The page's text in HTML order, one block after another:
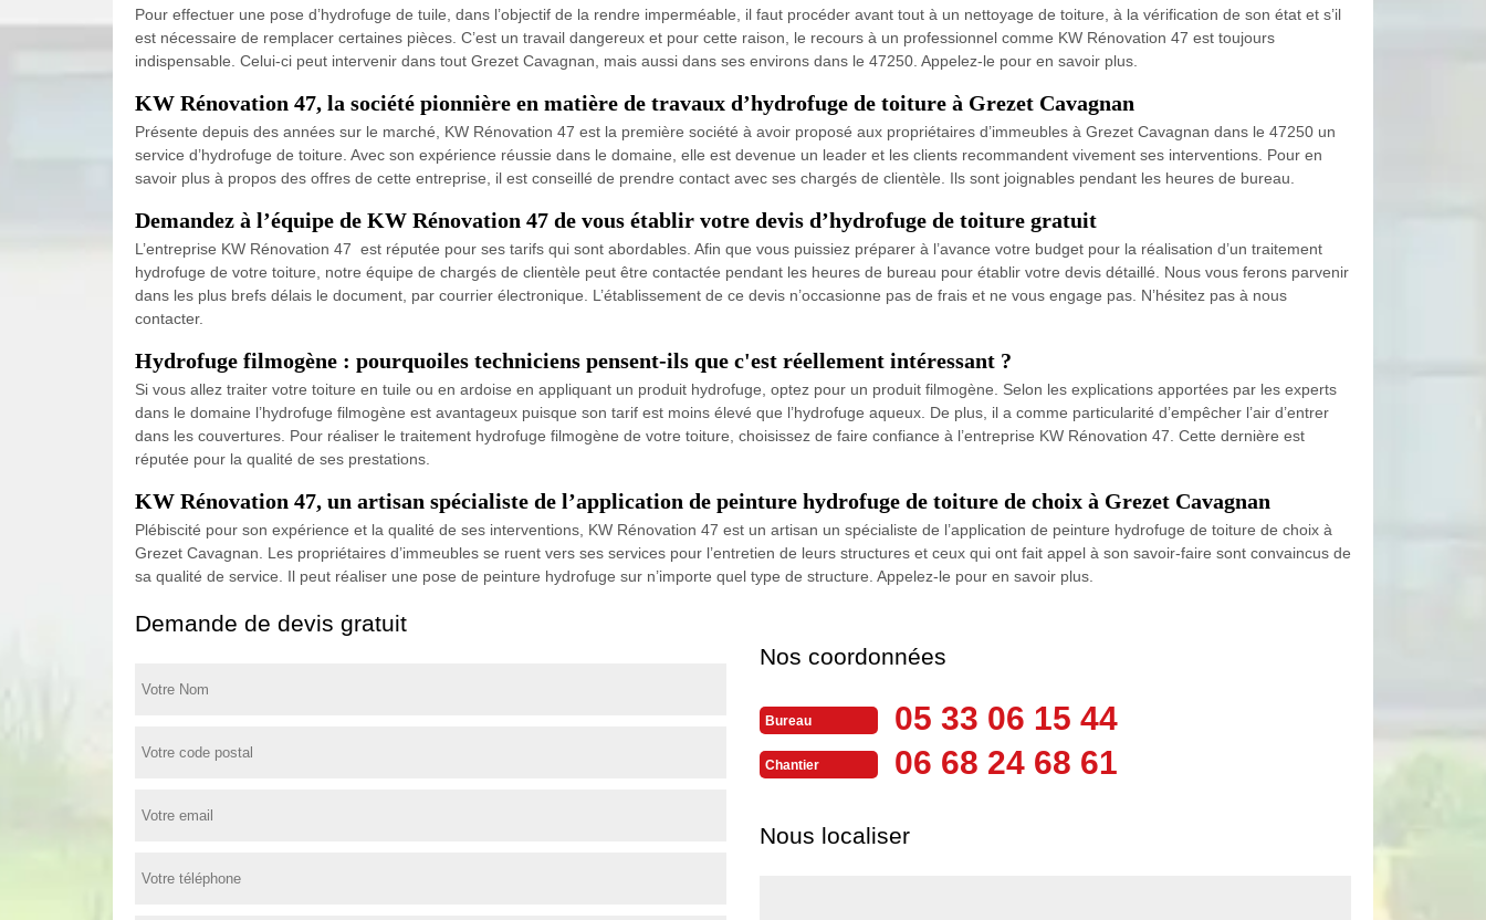
Pour effectuer une pose d’hydrofuge de tuile, dans l’objectif de la rendre imperméable, il faut procéder avant tout à un nettoyage de toiture, à la vérification de son état et s’il
est nécessaire de remplacer certaines pièces. C’est un travail dangereux et pour cette raison, le recours à un professionnel comme KW Rénovation 47 est toujours
indispensable. Celui-ci peut intervenir dans tout Grezet Cavagnan, mais aussi dans ses environs dans le 47250. Appelez-le pour en savoir plus.
KW Rénovation 47, la société pionnière en matière de travaux d’hydrofuge de toiture à Grezet Cavagnan
Présente depuis des années sur le marché, KW Rénovation 47 est la première société à avoir proposé aux propriétaires d’immeubles à Grezet Cavagnan dans le 47250 un
service d’hydrofuge de toiture. Avec son expérience réussie dans le domaine, elle est devenue un leader et les clients recommandent vivement ses interventions. Pour en
savoir plus à propos des offres de cette entreprise, il est conseillé de prendre contact avec ses chargés de clientèle. Ils sont joignables pendant les heures de bureau.
Demandez à l’équipe de KW Rénovation 47 de vous établir votre devis d’hydrofuge de toiture gratuit
L’entreprise KW Rénovation 47 est réputée pour ses tarifs qui sont abordables. Afin que vous puissiez préparer à l’avance votre budget pour la réalisation d’un traitement
hydrofuge de votre toiture, notre équipe de chargés de clientèle peut être contactée pendant les heures de bureau pour établir votre devis détaillé. Nous vous ferons parvenir
dans les plus brefs délais le document, par courrier électronique. L’établissement de ce devis n’occasionne pas de frais et ne vous engage pas. N’hésitez pas à nous
contacter.
Hydrofuge filmogène : pourquoiles techniciens pensent-ils que c'est réellement intéressant ?
Si vous allez traiter votre toiture en tuile ou en ardoise en appliquant un produit hydrofuge, optez pour un produit filmogène. Selon les explications apportées par les experts
dans le domaine l’hydrofuge filmogène est avantageux puisque son tarif est moins élevé que l’hydrofuge aqueux. De plus, il a comme particularité d’empêcher l’air d’entrer
dans les couvertures. Pour réaliser le traitement hydrofuge filmogène de votre toiture, choisissez de faire confiance à l’entreprise KW Rénovation 47. Cette dernière est
réputée pour la qualité de ses prestations.
KW Rénovation 47, un artisan spécialiste de l’application de peinture hydrofuge de toiture de choix à Grezet Cavagnan
Plébiscité pour son expérience et la qualité de ses interventions, KW Rénovation 47 est un artisan un spécialiste de l’application de peinture hydrofuge de toiture de choix à
Grezet Cavagnan. Les propriétaires d’immeubles se ruent vers ses services pour l’entretien de leurs structures et ceux qui ont fait appel à son savoir-faire sont convaincus de
sa qualité de service. Il peut réaliser une pose de peinture hydrofuge sur n’importe quel type de structure. Appelez-le pour en savoir plus.
Demande de devis gratuit
Nos coordonnées
Bureau 05 33 06 15 44
Chantier 06 68 24 68 61
Nous localiser